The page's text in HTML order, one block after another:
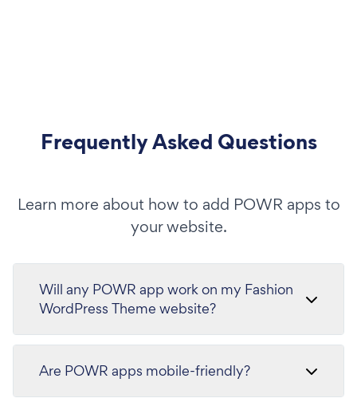
Frequently Asked Questions
Learn more about how to add POWR apps to
your website.
Will any POWR app work on my Fashion
WordPress Theme website?
Are POWR apps mobile-friendly?